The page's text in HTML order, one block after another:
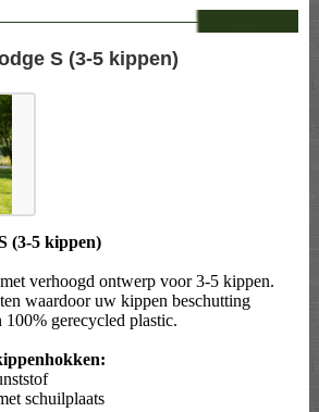
S (3-5 kippen)
(3-5 kippen)
verhoogd ontwerp voor 3-5 kippen.
waardoor uw kippen beschutting
100% gerecycled plastic.
schuilplaats